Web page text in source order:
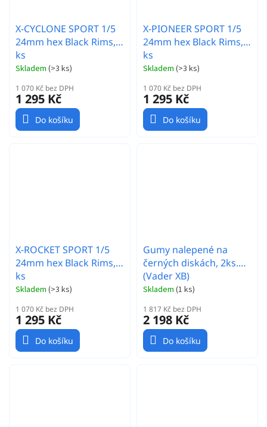
X-CYCLONE SPORT 1/5
24mm hex Black Rims, 2
ks
Skladem (>3 ks)
1 070 Kč bez DPH
1 295 Kč
Do košíku
X-PIONEER SPORT 1/5
24mm hex Black Rims, 2
ks
Skladem (>3 ks)
1 070 Kč bez DPH
1 295 Kč
Do košíku
X-ROCKET SPORT 1/5
24mm hex Black Rims, 2
ks
Skladem (>3 ks)
1 070 Kč bez DPH
1 295 Kč
Do košíku
Gumy nalepené na
černých diskách, 2ks.
(Vader XB)
Skladem (1 ks)
1 817 Kč bez DPH
2 198 Kč
Do košíku